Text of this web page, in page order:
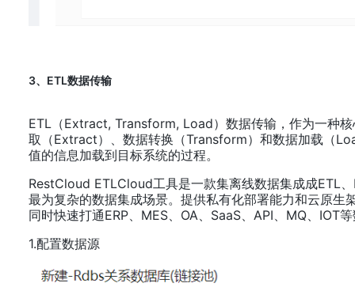
3、ETL数据传输
ETL（Extract, Transform, Load）数据传输，作为一种
取（Extract）、数据转换（Transform）和数据加载（
值的信息加载到目标系统的过程。
RestCloud ETLCloud工具是一款集离线数据集成成ETL
最为复杂的数据集成场景。提供私有化部署能力和云原生
同时快速打通ERP、MES、OA、SaaS、API、MQ、IOT
1.配置数据源